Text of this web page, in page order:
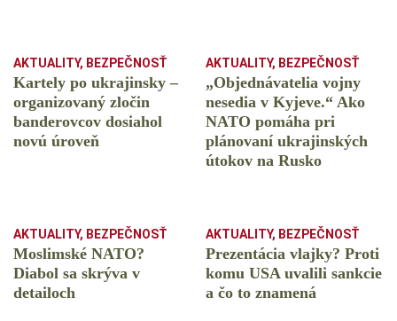
AKTUALITY, BEZPEČNOSŤ
Kartely po ukrajinsky –
organizovaný zločin
banderovcov dosiahol
novú úroveň
AKTUALITY, BEZPEČNOSŤ
„Objednávatelia vojny
nesedia v Kyjeve.“ Ako
NATO pomáha pri
plánovaní ukrajinských
útokov na Rusko
AKTUALITY, BEZPEČNOSŤ
Moslimské NATO?
Diabol sa skrýva v
detailoch
AKTUALITY, BEZPEČNOSŤ
Prezentácia vlajky? Proti
komu USA uvalili sankcie
a čo to znamená